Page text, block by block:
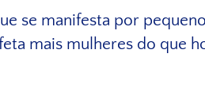
se manifesta por
mais mulheres do que